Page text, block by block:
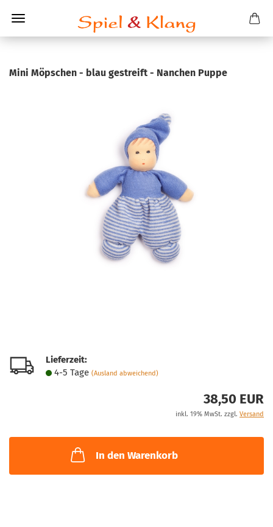
Mini Möp­schen - blau ge­streift - Nan­chen Puppe
Lieferzeit:
4-5 Tage (Ausland abweichend)
38,50 EUR
inkl. 19% MwSt. zzgl. Versand
In den Warenkorb